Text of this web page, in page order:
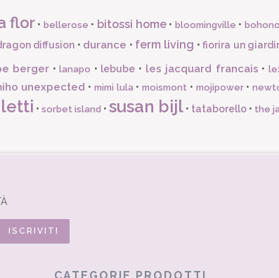
flor • bellerose • bitossi home • bloomingville •
diffusion • durance • ferm living •fiorira un
berger •lanapo • lebube • les jacquard francais •
unexpected • mimi lula •moismont • mojipower•
• sorbet island • susan bijl • tataborello • the